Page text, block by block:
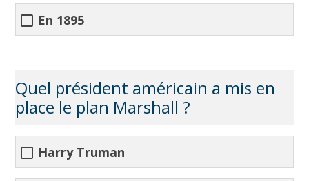
En 1895
Quel président américain a mis en
place le plan Marshall ?
Harry Truman